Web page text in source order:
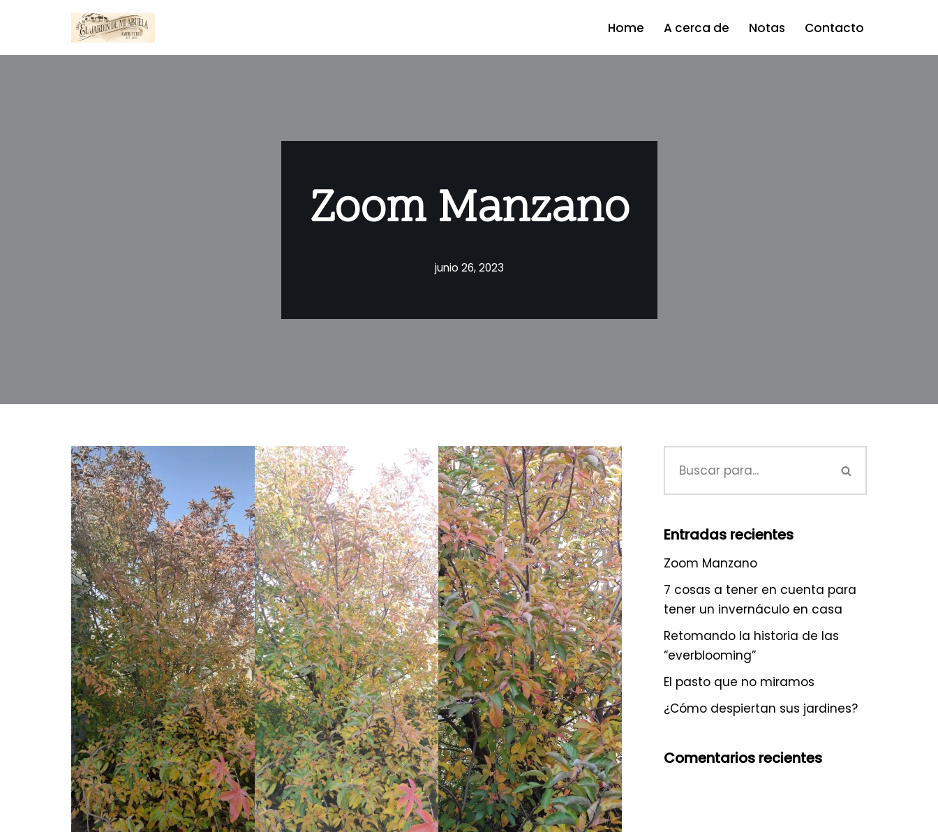
al
Home A cerca de Notas Contacto
Zoom Manzano
junio 26, 2023
Entradas recientes
Zoom Manzano
7 cosas a tener en cuenta para
tener un invernáculo en casa
Retomando la historia de las
“everblooming”
El pasto que no miramos
¿Cómo despiertan sus jardines?
Comentarios recientes